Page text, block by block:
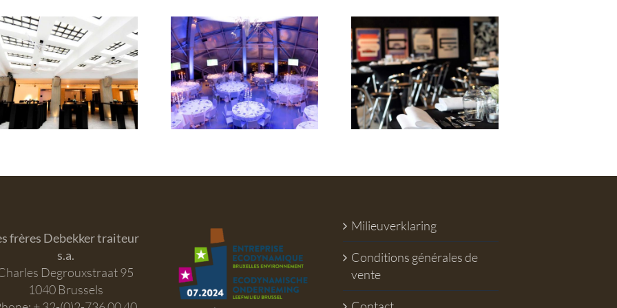
Atomium
Club Room du
David Lloyd
frères Debekker traiteur
s.a.
Degrouxstraat 95
1040 Brussels
Milieuverklaring
Conditions générales de
vente